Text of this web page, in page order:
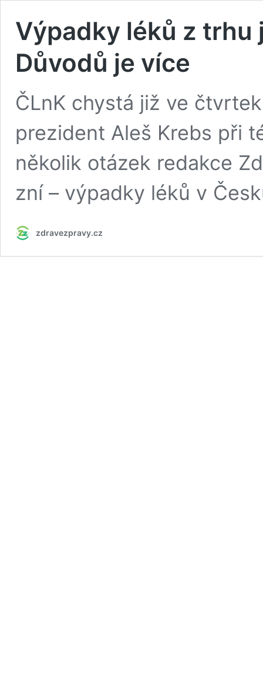
Výpadky léků z trhu
Důvodů je více
ČLnK chystá již ve
prezident Aleš Krebs při
několik otázek redakce
zní – výpadky léků v
zdravezpravy.cz